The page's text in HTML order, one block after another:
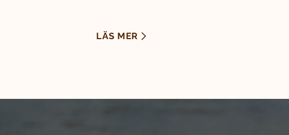
LÄS MER